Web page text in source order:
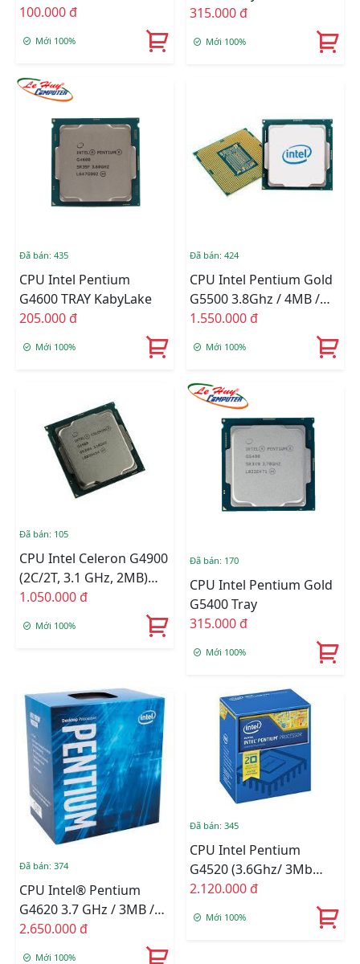
Cores 2 Threads) TRAY
100.000 đ
Mới 100%
315.000 đ
Mới 100%
Đã bán: 435
CPU Intel Pentium
G4600 TRAY KabyLake
205.000 đ
Mới 100%
Đã bán: 424
CPU Intel Pentium Gold
G5500 3.8Ghz / 4MB /
Socket 1151 (Coffee Lake
1.550.000 đ
Mới 100%
Đã bán: 105
CPU Intel Celeron G4900
(2C/2T, 3.1 GHz, 2MB)
TRAY + FAN I3
1.050.000 đ
Mới 100%
Đã bán: 170
CPU Intel Pentium Gold
G5400 Tray
315.000 đ
Mới 100%
Đã bán: 374
CPU Intel® Pentium
G4620 3.7 GHz / 3MB /
HD 600 Series Graphics /
2.650.000 đ
Mới 100%
Đã bán: 345
CPU Intel Pentium
G4520 (3.6Ghz/ 3Mb
Cache)
2.120.000 đ
Mới 100%